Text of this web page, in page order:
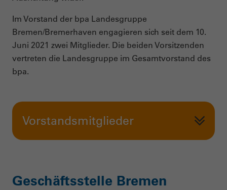
Im Vorstand der bpa Landesgruppe
Bremen/Bremerhaven engagieren sich seit dem 10.
Juni 2021 zwei Mitglieder. Die beiden Vorsitzenden
vertreten die Landesgruppe im Gesamtvorstand des
bpa.
Vorstandsmitglieder
Geschäftsstelle Bremen